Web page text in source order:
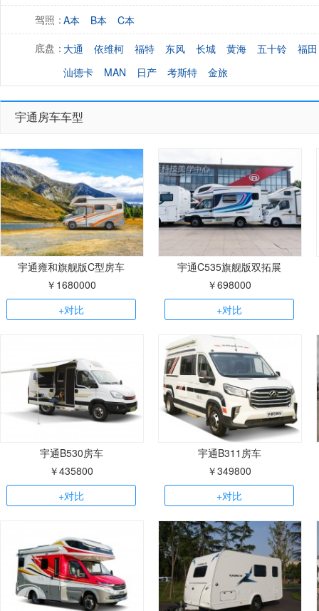
驾照：A本 B本 C本
底盘：大通 依维柯 福特 东风 长城 黄海 五十铃
福田
汕德卡
MAN 日产 考斯特 金旅
宇通房车车型
宇通雍和旗舰版C型房车
￥1680000
+对比
宇通C535旗舰版双拓展
￥698000
+对比
宇通B530房车
￥435800
+对比
宇通B311房车
￥349800
+对比